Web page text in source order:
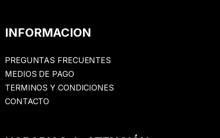
INFORMACION
PREGUNTAS FRECUENTES
MEDIOS DE PAGO
TERMINOS Y CONDICIONES
CONTACTO